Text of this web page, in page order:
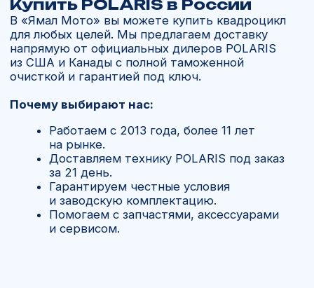
Спросите у нас
+7 902 816 16 50
вопросы по доставке?
Отдел запчастей:
+7 902 816 16 50